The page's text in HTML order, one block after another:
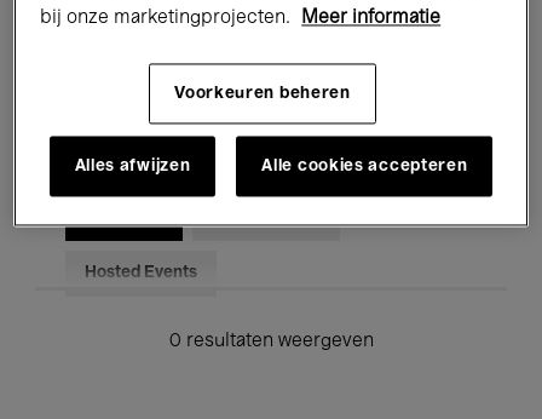
Jazz Klassieke Muziek Global Music
Elektronische Muziek
Voor iedereen Kids’ Palace
Hosted Events
0 resultaten weergeven
bij onze marketingprojecten.
Meer informatie
Voorkeuren beheren
Alles afwijzen Alle cookies accepteren